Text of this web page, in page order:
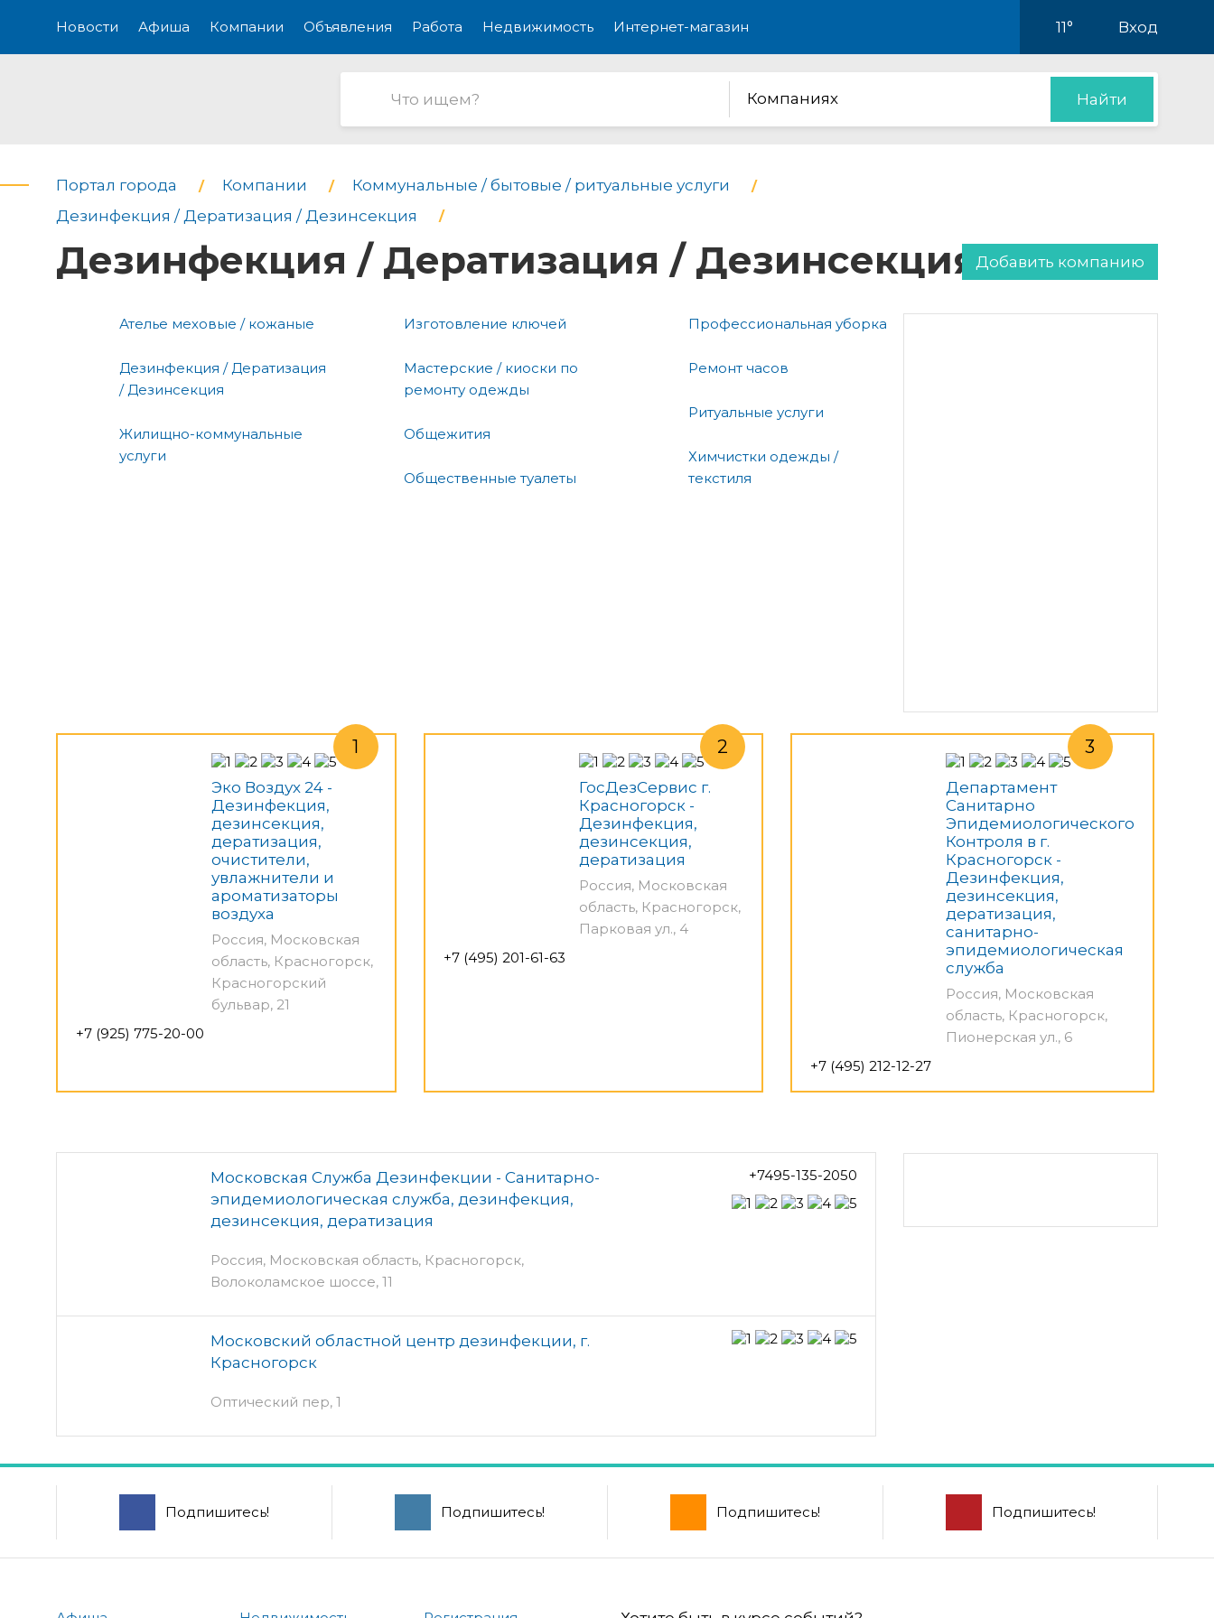
Новости Афиша Компании Объявления Работа Недвижимость Интернет-магазин 11° Вход
Компаниях Найти
Портал города Компании
Коммунальные / бытовые / ритуальные услуги
Дезинфекция / Дератизация / Дезинсекция
Дезинфекция / Дератизация / ДезинсекцияДобавить компанию
Ателье меховые / кожаные
Дезинфекция / Дератизация
/ Дезинсекция
Жилищно-коммунальные
услуги
Изготовление ключей
Мастерские / киоски по
ремонту одежды
Общежития
Общественные туалеты
Профессиональная уборка
Ремонт часов
Ритуальные услуги
Химчистки одежды /
текстиля
Эко Воздух 24 -
Дезинфекция,
дезинсекция,
дератизация,
очистители,
увлажнители и
ароматизаторы
воздуха
Россия, Московская
область, Красногорск,
Красногорский
бульвар, 21
+7 (925) 775-20-00
ГосДезСервис г.
Красногорск -
Дезинфекция,
дезинсекция,
дератизация
Россия, Московская
область, Красногорск,
Парковая ул., 4
+7 (495) 201-61-63
Департамент
Санитарно
Эпидемиологического
Контроля в г.
Красногорск -
Дезинфекция,
дезинсекция,
дератизация,
санитарно-
эпидемиологическая
служба
Россия, Московская
область, Красногорск,
Пионерская ул., 6
+7 (495) 212-12-27
Московская Служба Дезинфекции - Санитарно-
эпидемиологическая служба, дезинфекция,
дезинсекция, дератизация
Россия, Московская область, Красногорск,
Волоколамское шоссе, 11
+7495-135-2050
Московский областной центр дезинфекции, г.
Красногорск
Оптический пер, 1
Подпишитесь! Подпишитесь! Подпишитесь! Подпишитесь!